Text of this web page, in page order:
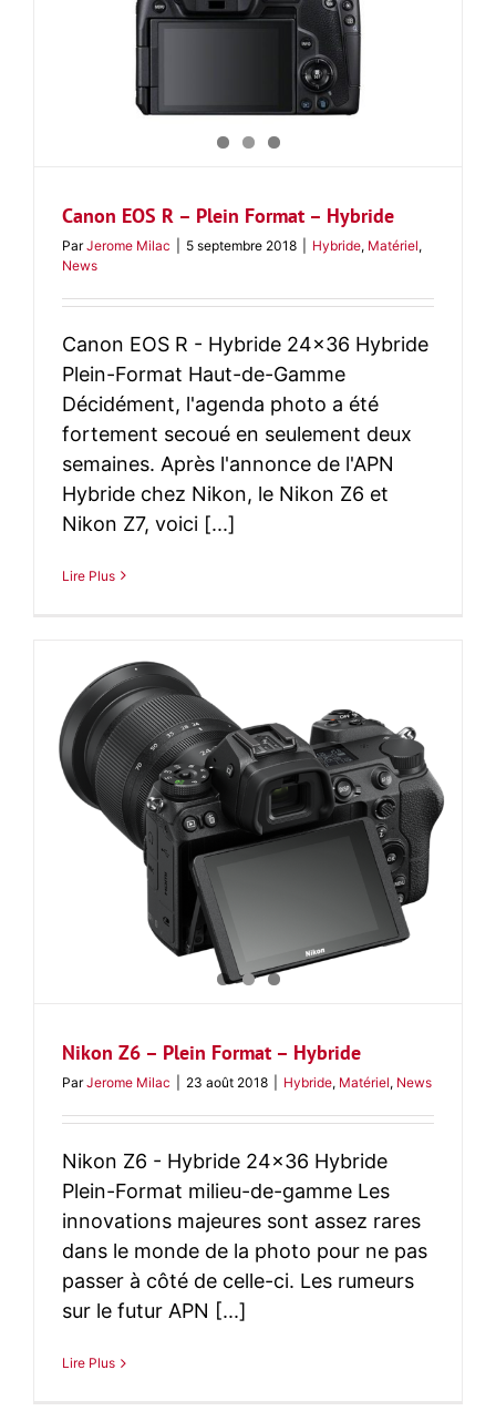
Canon EOS R – Plein Format – Hybride
ParJerome Milac 5 septembre 2018 Hybride, Matériel,
News
Canon EOS R - Hybride 24x36 Hybride
Plein-Format Haut-de-Gamme
Décidément, l'agenda photo a été
fortement secoué en seulement deux
semaines. Après l'annonce de l'APN
Hybride chez Nikon, le Nikon Z6 et
Nikon Z7, voici [...]
Lire Plus
Nikon Z6 – Plein Format – Hybride
ParJerome Milac 23 août 2018 Hybride, Matériel, News
Nikon Z6 - Hybride 24x36 Hybride
Plein-Format milieu-de-gamme Les
innovations majeures sont assez rares
dans le monde de la photo pour ne pas
passer à côté de celle-ci. Les rumeurs
sur le futur APN [...]
Lire Plus